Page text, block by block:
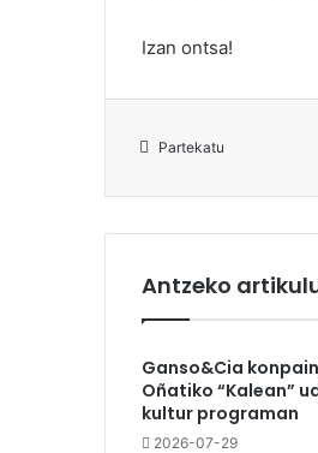
Izan ontsa!
Partekatu
Antzeko
Ganso&Cia
Oñatiko “Kalean”
kultur programan
2026-07-29